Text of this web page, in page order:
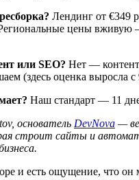
Лендинг от €349
цены вживую
или SEO? Нет —
(здесь оценка выросла с
Наш стандарт — 11
основатель DevNova —
строит сайты и
и есть ощущение, что он